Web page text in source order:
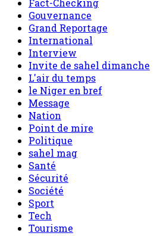
Fact-Checking
Gouvernance
Grand Reportage
International
Interview
Invite de sahel dimanche
L'air du temps
le Niger en bref
Message
Nation
Point de mire
Politique
sahel mag
Santé
Sécurité
Société
Sport
Tech
Tourisme